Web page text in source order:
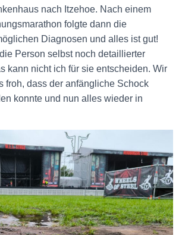
nach Itzehoe. Nach einem
folgte dann die
Diagnosen und alles ist gut!
Person selbst noch detaillierter
kann nicht ich für sie entscheiden. Wir
froh, dass der anfängliche Schock
konnte und nun alles wieder in